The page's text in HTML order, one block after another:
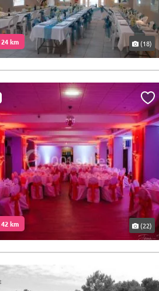
km (18)
km (22)